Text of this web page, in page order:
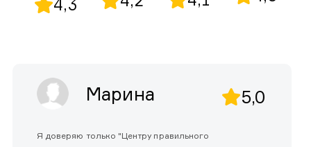
4,3
Марина 5,0
Я доверяю только "Центру правильного